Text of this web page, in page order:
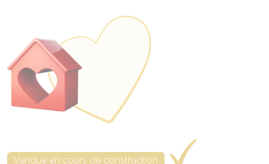
Vendue en cours de construction